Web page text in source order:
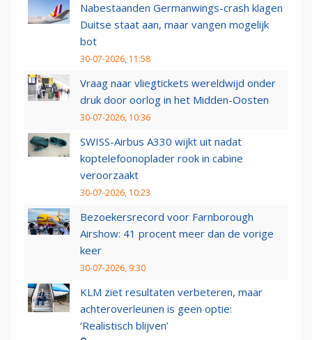
Nabestaanden Germanwings-crash klagen
Duitse staat aan, maar vangen mogelijk
bot
30-07-2026, 11:58
Vraag naar vliegtickets wereldwijd onder
druk door oorlog in het Midden-Oosten
30-07-2026, 10:36
SWISS-Airbus A330 wijkt uit nadat
koptelefoonoplader rook in cabine
veroorzaakt
30-07-2026, 10:23
Bezoekersrecord voor Farnborough
Airshow: 41 procent meer dan de vorige
keer
30-07-2026, 9:30
KLM ziet resultaten verbeteren, maar
achteroverleunen is geen optie:
‘Realistisch blijven’